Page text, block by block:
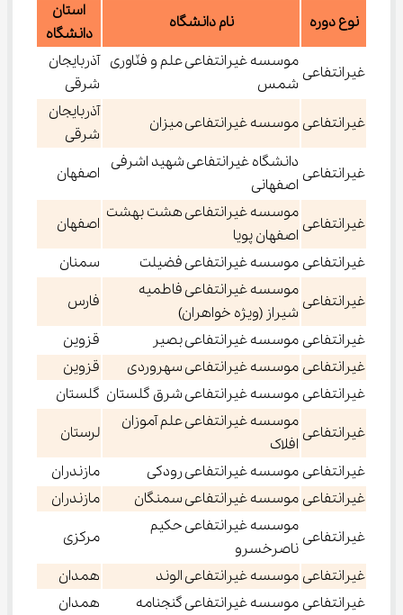
نوع دوره نام دانشگاه
استان
دانشگاه
غیرانتفاعی
موسسه غیرانتفاعی علم و فنّاوری
شمس
آذربایجان
شرقی
غیرانتفاعی موسسه غیرانتفاعی میزان
آذربایجان
شرقی
غیرانتفاعی
دانشگاه غیرانتفاعی شهید اشرفی
اصفهانی
اصفهان
غیرانتفاعی
موسسه غیرانتفاعی هشت بهشت
اصفهان پویا
اصفهان
غیرانتفاعی موسسه غیرانتفاعی فضیلت
سمنان
غیرانتفاعی
موسسه غیرانتفاعی فاطمیه
شیراز (ویژه خواهران)
فارس
غیرانتفاعی موسسه غیرانتفاعی بصیر
قزوین
غیرانتفاعی موسسه غیرانتفاعی سهروردی
قزوین
غیرانتفاعی موسسه غیرانتفاعی شرق گلستان گلستان
غیرانتفاعی
موسسه غیرانتفاعی علم آموزان
افلاک
لرستان
غیرانتفاعی موسسه غیرانتفاعی رودكی
مازندران
غیرانتفاعی موسسه غیرانتفاعی سمنگان
مازندران
غیرانتفاعی
موسسه غیرانتفاعی حكیم
ناصرخسرو
مركزی
غیرانتفاعی موسسه غیرانتفاعی الوند
همدان
غیرانتفاعی موسسه غیرانتفاعی گنجنامه همدان